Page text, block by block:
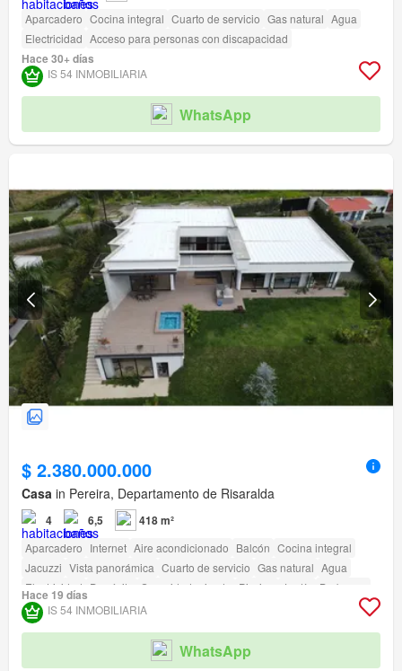
Aparcadero Cocina integral Cuarto de servicio Gas natural Agua
Electricidad Acceso para personas con discapacidad
Hace 30+ días
IS 54 INMOBILIARIA
WhatsApp
$ 2.380.000.000
Casa in Pereira, Departamento de Risaralda
4 6,5 418 m²
Aparcadero Internet Aire acondicionado Balcón Cocina integral
Jacuzzi Vista panorámica Cuarto de servicio Gas natural Agua
Electricidad Depósito Seguridad privada Piscina Jardín
Barbecue
Acceso para personas con discapacidad
Hace 19 días
IS 54 INMOBILIARIA
WhatsApp